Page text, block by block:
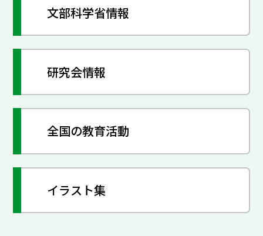
文部科学省情報
研究会情報
全国の教育活動
イラスト集